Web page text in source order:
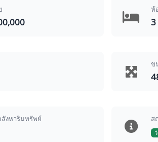
ห้
3
ข
สังหาริมทรัพย์ ส